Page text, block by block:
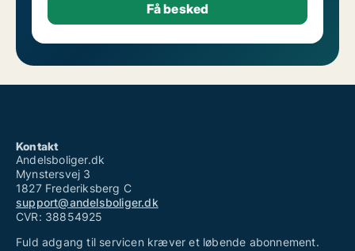
Kontakt
Andelsboliger.dk
Mynstersvej 3
1827 Frederiksberg C
support@andelsboliger.dk
CVR: 38854925
Fuld adgang til servicen kræver et løbende abonnement.